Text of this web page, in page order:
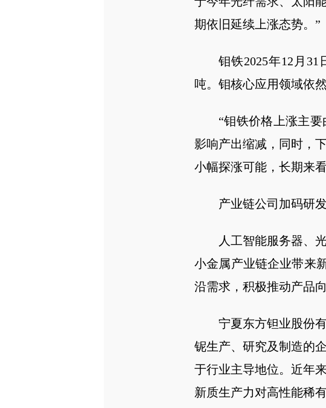
期依旧延续上涨态势。”
钼铁2025年12月31
吨。钼核心应用领域依
“钼铁价格上涨主
影响产出缩减，同时，
小幅探涨可能，长期来
产业链公司加码研
人工智能服务器、
小金属产业链企业带来
沿需求，积极推动产品
宁夏东方钽业股份
铌生产、研究及制造的
于行业主导地位。近年
新质生产力对高性能稀